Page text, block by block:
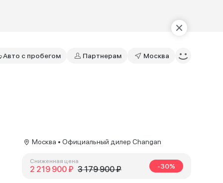
Авто с пробегом Партнерам Москва
Москва • Официальный дилер Changan
Сниженная цена
2 219 900 ₽ 3 179 900 ₽ -30%